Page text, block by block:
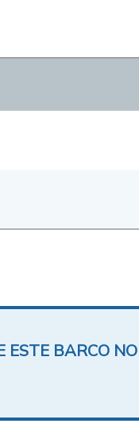
ESTE BARCO